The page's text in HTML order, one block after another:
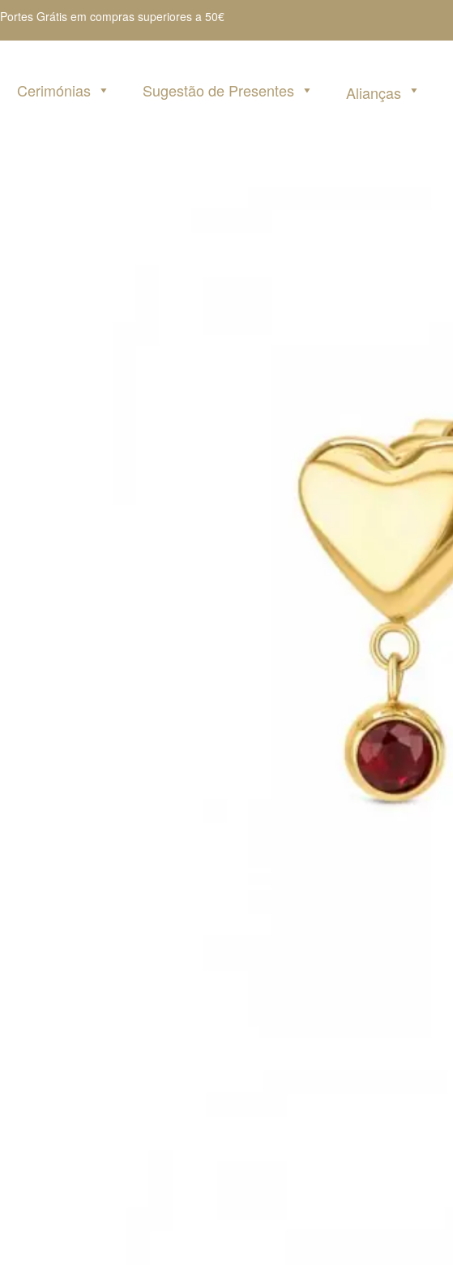
Portes Grátis em compras superiores a 50€
Cerimónias Sugestão de Presentes Alianças